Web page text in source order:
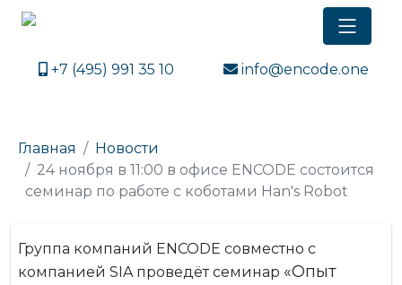
+7 (495) 991 35 10 info@encode.one
Главная
Новости
24 ноября в 11:00 в офисе ENCODE состоится
семинар по работе с коботами Han's Robot
Группа компаний ENCODE совместно с
компанией SIA проведёт семинар «Опыт